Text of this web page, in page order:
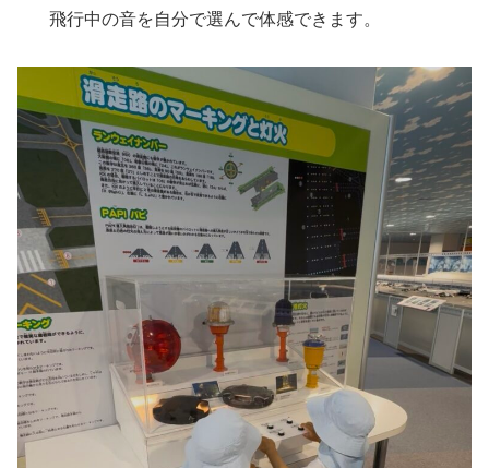
飛行中の音を自分で選んで体感できます。